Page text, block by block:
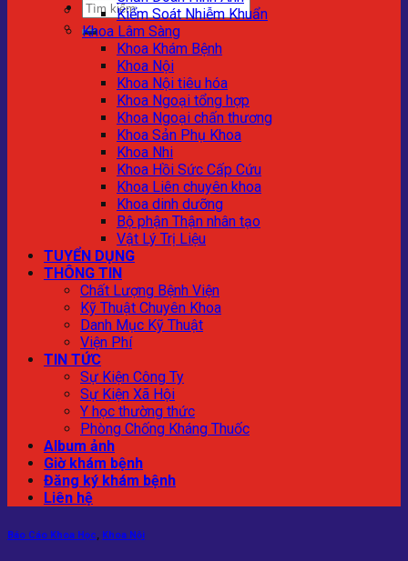
Kiểm Soát Nhiễm Khuẩn
Khoa Lâm Sàng
Khoa Khám Bệnh
Khoa Nội
Khoa Nội tiêu hóa
Khoa Ngoại tổng hợp
Khoa Ngoại chấn thương
Khoa Sản Phụ Khoa
Khoa Nhi
Khoa Hồi Sức Cấp Cứu
Khoa Liên chuyên khoa
Khoa dinh dưỡng
Bộ phận Thận nhân tạo
Vật Lý Trị Liệu
TUYỂN DỤNG
THÔNG TIN
Chất Lượng Bệnh Viện
Kỹ Thuật Chuyên Khoa
Danh Mục Kỹ Thuật
Viện Phí
TIN TỨC
Sự Kiện Công Ty
Sự Kiện Xã Hội
Y học thường thức
Phòng Chống Kháng Thuốc
Album ảnh
Giờ khám bệnh
Đăng ký khám bệnh
Liên hệ
Báo Cáo Khoa Học, Khoa Nội